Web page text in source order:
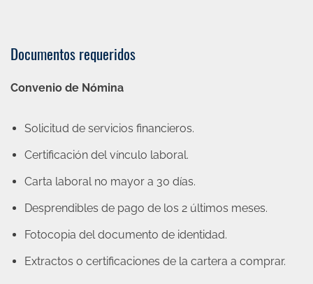
Documentos requeridos
Convenio de Nómina
Solicitud de servicios financieros.
Certificación del vínculo laboral.
Carta laboral no mayor a 30 días.
Desprendibles de pago de los 2 últimos meses.
Fotocopia del documento de identidad.
Extractos o certificaciones de la cartera a comprar.